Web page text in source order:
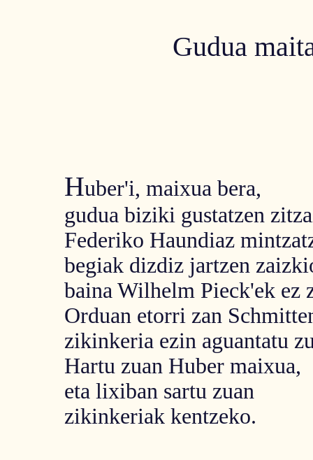
Gudua
Huber'i, maixua bera,
gudua biziki gustatzen
Federiko Haundiaz
begiak dizdiz jartzen
baina Wilhelm Pieck'ek ez
Orduan etorri zan
zikinkeria ezin aguantatu
Hartu zuan Huber maixua,
eta lixiban sartu zuan
zikinkeriak kentzeko.